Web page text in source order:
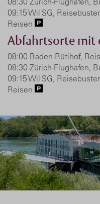
09:15 Wil SG,
Reisen
Abfahrtsorte mit
08:00 Baden-Rütihof,
08:30 Zürich-Flughafen,
09:15 Wil SG,
Reisen